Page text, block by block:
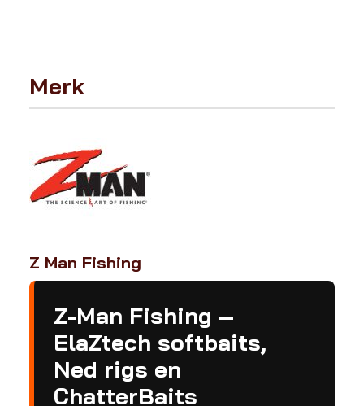
Merk
Z Man Fishing
Z-Man Fishing –
ElaZtech softbaits,
Ned rigs en
ChatterBaits